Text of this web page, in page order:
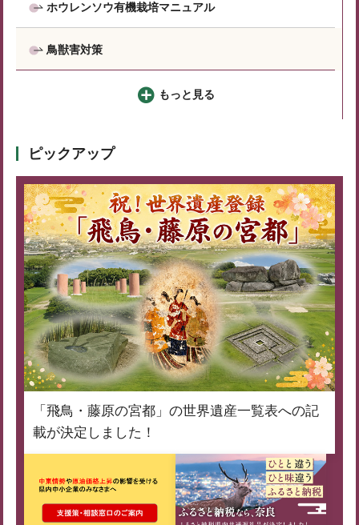
ホウレンソウ有機栽培マニュアル
鳥獣害対策
もっと見る
ピックアップ
「飛鳥・藤原の宮都」の世界遺産一覧表への記
載が決定しました！